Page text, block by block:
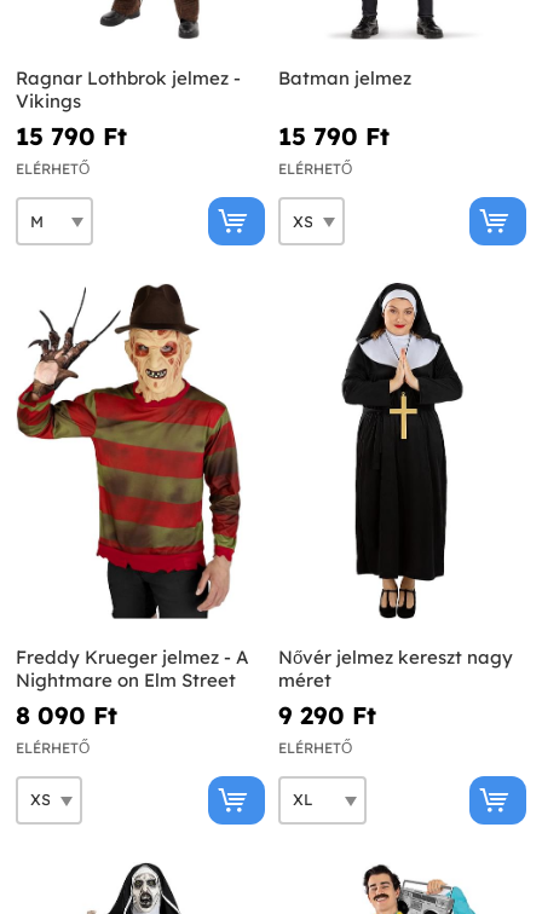
Ragnar Lothbrok jelmez -
Vikings
15 790 Ft‎
ELÉRHETŐ
Batman jelmez
15 790 Ft‎
ELÉRHETŐ
Freddy Krueger jelmez - A
Nightmare on Elm Street
8 090 Ft‎
ELÉRHETŐ
Nővér jelmez kereszt nagy
méret
9 290 Ft‎
ELÉRHETŐ